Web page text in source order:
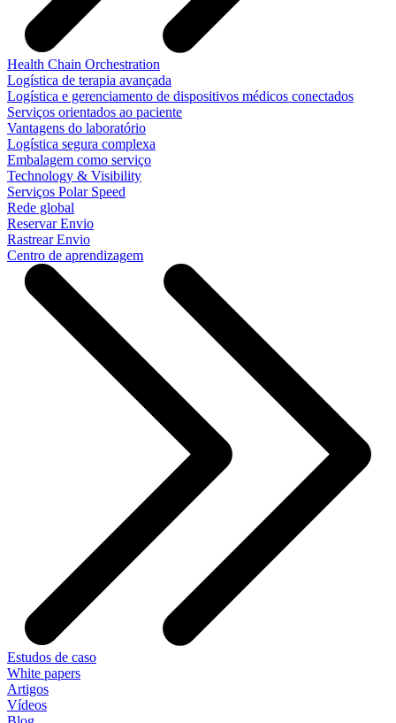
Health Chain Orchestration
Logística de terapia avançada
Logística e gerenciamento de dispositivos médicos conectados
Serviços orientados ao paciente
Vantagens do laboratório
Logística segura complexa
Embalagem como serviço
Technology & Visibility
Serviços Polar Speed
Rede global
Reservar Envio
Rastrear Envio
Centro de aprendizagem
Estudos de caso
White papers
Artigos
Vídeos